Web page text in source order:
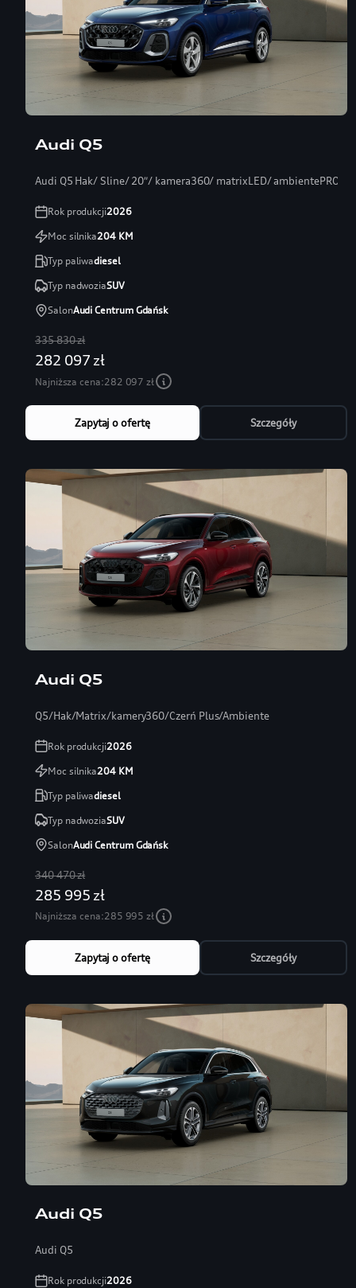
Audi Q5
Audi Q5 Hak/ Sline/ 20″/ kamera360/ matrixLED/ ambientePRO/
Rok produkcji2026
Moc silnika204KM
Typ paliwadiesel
Typ nadwoziaSUV
SalonAudi Centrum Gdańsk
335 830 zł
282 097 zł
Najniższa cena:282 097 zł
Zapytaj o ofertę Szczegóły
Audi Q5
Q5/Hak/Matrix/kamery360/Czerń Plus/Ambiente
Rok produkcji2026
Moc silnika204KM
Typ paliwadiesel
Typ nadwoziaSUV
SalonAudi Centrum Gdańsk
340 470 zł
285 995 zł
Najniższa cena:285 995 zł
Zapytaj o ofertę Szczegóły
Audi Q5
Audi Q5
Rok produkcji2026